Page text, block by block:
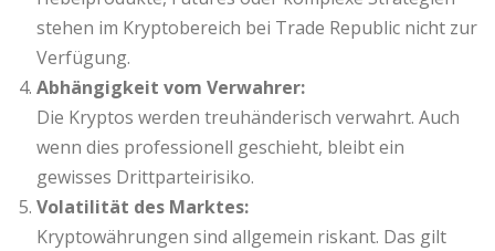
stehen im Kryptobereich bei Trade Republic nicht zur
Verfügung.
Abhängigkeit vom Verwahrer:
Die Kryptos werden treuhänderisch verwahrt. Auch
wenn dies professionell geschieht, bleibt ein
gewisses Drittparteirisiko.
Volatilität des Marktes:
Kryptowährungen sind allgemein riskant. Das gilt